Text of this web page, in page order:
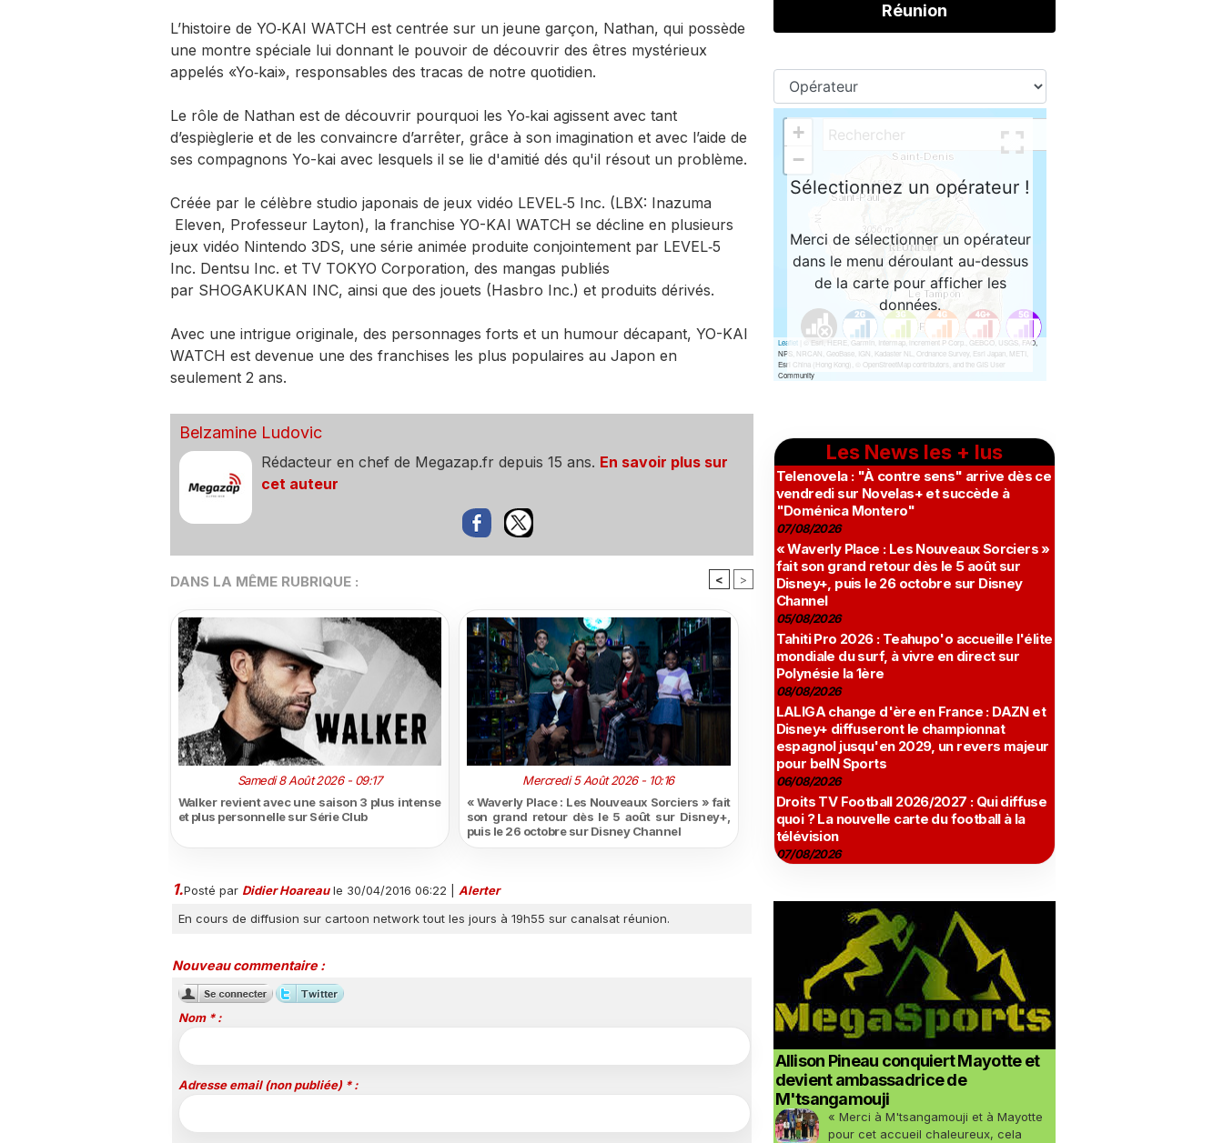
L’histoire de YO‑KAI WATCH est centrée sur un jeune garçon, Nathan, qui possède
une montre spéciale lui donnant le pouvoir de découvrir des êtres mystérieux
appelés «Yo‑kai», responsables des tracas de notre quotidien.
Le rôle de Nathan est de découvrir pourquoi les Yo‐kai agissent avec tant
d’espièglerie et de les convaincre d’arrêter, grâce à son imagination et avec l’aide de
ses compagnons Yo-kai avec lesquels il se lie d'amitié dés qu'il résout un problème.
Créée par le célèbre studio japonais de jeux vidéo LEVEL‑5 Inc. (LBX: Inazuma
Eleven, Professeur Layton), la franchise YO-­KAI WATCH se décline en plusieurs
jeux vidéo Nintendo 3DS, une série animée produite conjointement par LEVEL‑5
Inc. Dentsu Inc. et TV TOKYO Corporation, des mangas publiés
par SHOGAKUKAN INC, ainsi que des jouets (Hasbro Inc.) et produits dérivés.
Avec une intrigue originale, des personnages forts et un humour décapant, YO-­KAI
WATCH est devenue une des franchises les plus populaires au Japon en
seulement 2 ans.
Belzamine Ludovic
Rédacteur en chef de Megazap.fr depuis 15 ans. En savoir plus sur
cet auteur
DANS LA MÊME RUBRIQUE : < >
Samedi 8 Août 2026 - 09:17
Walker revient avec une saison 3 plus intense
et plus personnelle sur Série Club
Mercredi 5 Août 2026 - 10:16
« Waverly Place : Les Nouveaux Sorciers » fait
son grand retour dès le 5 août sur Disney+,
puis le 26 octobre sur Disney Channel
1.Posté par Didier Hoareau le 30/04/2016 06:22
Alerter
En cours de diffusion sur cartoon network tout les jours à 19h55 sur canalsat réunion.
Nouveau commentaire :
Nom * :
Adresse email (non publiée) * :
Réunion
Les News les + lus
Telenovela : "À contre sens" arrive dès ce
vendredi sur Novelas+ et succède à
"Doménica Montero"
07/08/2026
« Waverly Place : Les Nouveaux Sorciers »
fait son grand retour dès le 5 août sur
Disney+, puis le 26 octobre sur Disney
Channel
05/08/2026
Tahiti Pro 2026 : Teahupo'o accueille l'élite
mondiale du surf, à vivre en direct sur
Polynésie la 1ère
08/08/2026
LALIGA change d'ère en France : DAZN et
Disney+ diffuseront le championnat
espagnol jusqu'en 2029, un revers majeur
pour beIN Sports
06/08/2026
Droits TV Football 2026/2027 : Qui diffuse
quoi ? La nouvelle carte du football à la
télévision
07/08/2026
Allison Pineau conquiert Mayotte et
devient ambassadrice de
M'tsangamouji
« Merci à M'tsangamouji et à Mayotte
pour cet accueil chaleureux, cela